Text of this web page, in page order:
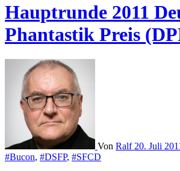
Hauptrunde 2011
Phantastik Preis
Von Ralf 20. Juli
#Bucon, #DSFP, #SFCD